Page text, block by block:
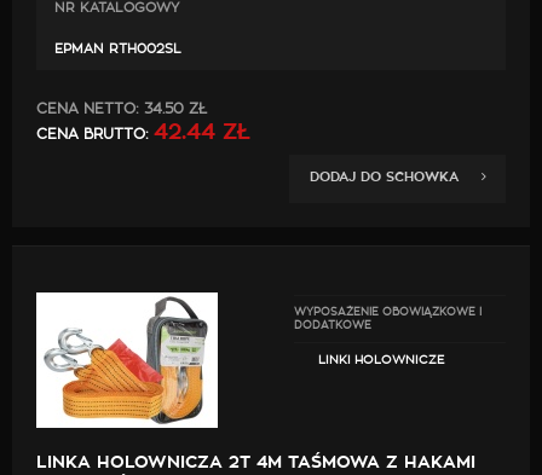
NR KATALOGOWY
EPMAN RTH002SL
CENA NETTO: 34.50 ZŁ
CENA BRUTTO: 42.44 ZŁ
DODAJ DO SCHOWKA
WYPOSAŻENIE OBOWIĄZKOWE I
DODATKOWE
LINKI HOLOWNICZE
LINKA HOLOWNICZA 2T 4M TAŚMOWA Z HAKAMI